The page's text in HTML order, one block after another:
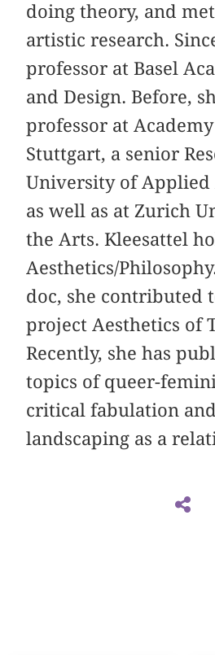
doing theory, and
artistic research.
professor at Basel
and Design. Before,
professor at
Stuttgart, a senior
University of Applied
as well as at Zurich
the Arts. Kleesattel
Aesthetics/
doc, she contributed
project Aesthetics of
Recently, she has
topics of queer-
critical fabulation
landscaping as a